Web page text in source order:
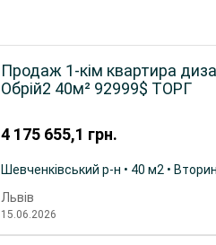
4 175 655,1 грн.
Продаж 1-кім квартира
Обрій2 40м² 92999$ ТОРГ
Шевченківський р-н • 40 м2 •
Львів
15.06.2026